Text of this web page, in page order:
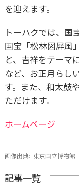
を迎えます。
トーハクでは、国
国宝「松林図屛風
と、吉祥をテーマ
など、お正月らし
す。また、和太鼓
ただけます。
ホームページ
画像出典: 東京国立博物館
記事一覧